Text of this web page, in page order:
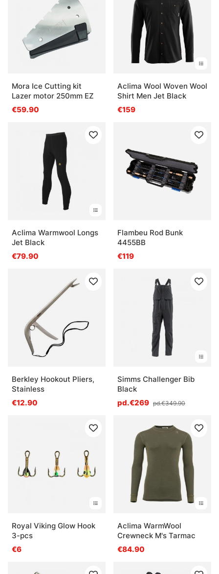
Qu’est-ce qu’une canne pour la pêche sous la
Qu’est-ce qui fonctionne bien en plein hiver ?
Qu’est-ce qu’il faut prévoir avant de partir sur la
glace ?
Mora Ice Cutting kit
Lazer motor 250mm EZ
€59.90
Aclima Wool Woven Wool
Shirt Men Jet Black
€159
Aclima Warmwool Longs
Jet Black
€79.90
Flambeu Rod Bunk
4455BB
€119
Berkley Hookout Pliers,
Stainless
€12.90
Simms Challenger Bib
Black
pd.€269 pd.€349.90
Royal Viking Glow Hook
3-pcs
€6
Aclima WarmWool
Crewneck M's Tarmac
€84.90